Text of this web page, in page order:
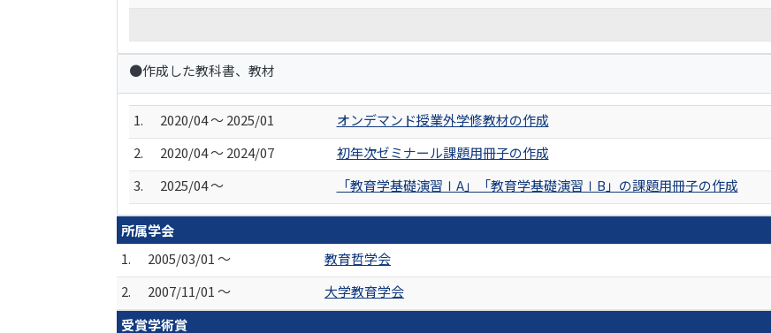
●作成した教科書、教材
1. 2020/04 ～ 2025/01
オンデマンド授業外学修教材の作成
2.
2020/04 ～ 2024/07
初年次ゼミナール課題用冊子の作成
3.
2025/04 ～ 「教育学基礎演習ⅠA」「教育学基礎演習ⅠB」の課題用冊子の作成
所属学会
1.
2005/03/01 ～
教育哲学会
2.
2007/11/01 ～
大学教育学会
受賞学術賞